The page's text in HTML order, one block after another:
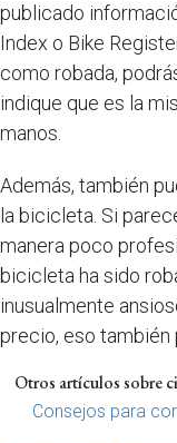
publicado
Index o Bike
como robada,
indique que es la
manos.
Además, también
la bicicleta. Si
manera poco
bicicleta ha sido
inusualmente
precio, eso también
Otros artículos sobre
Consejos para